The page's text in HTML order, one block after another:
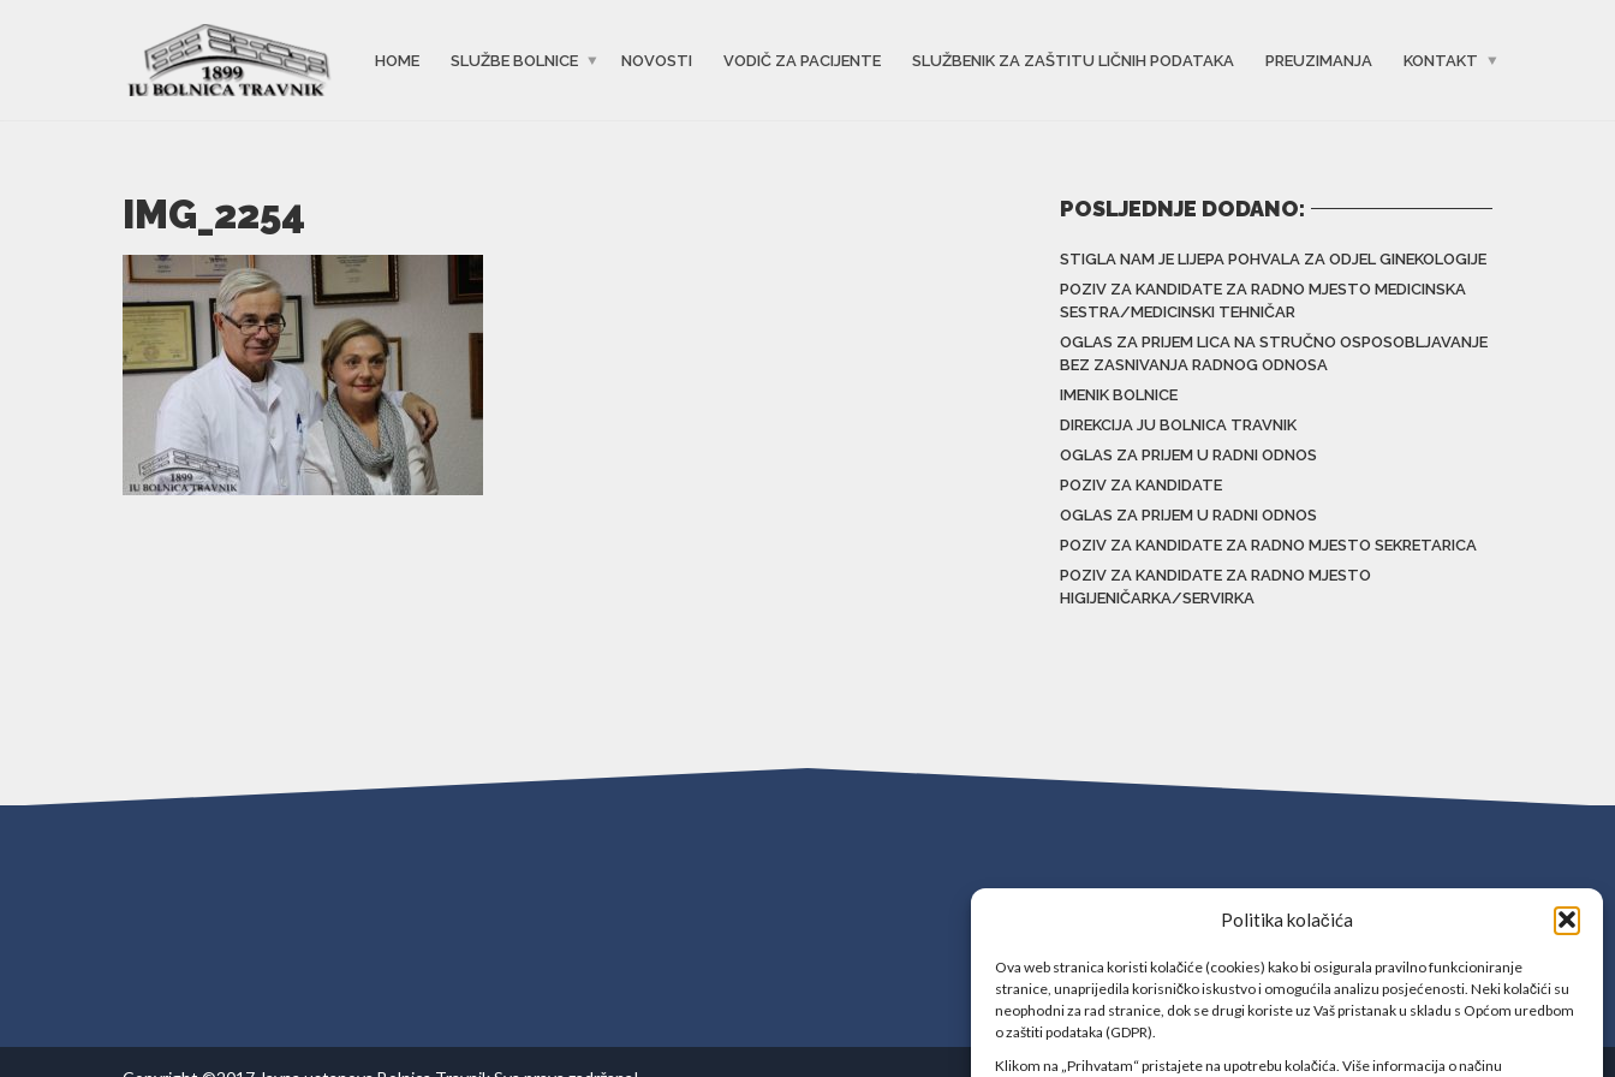
Politika kolačića
Ova web stranica koristi kolačiće (cookies) kako bi osigurala pravilno funkcioniranje
stranice, unaprijedila korisničko iskustvo i omogućila analizu posjećenosti. Neki kolačići su
neophodni za rad stranice, dok se drugi koriste uz Vaš pristanak u skladu s Općom uredbom
o zaštiti podataka (GDPR).
Klikom na „Prihvatam“ pristajete na upotrebu kolačića. Više informacija o načinu
HOME SLUŽBE BOLNICE NOVOSTI VODIČ ZA PACIJENTE SLUŽBENIK ZA ZAŠTITU LIČNIH PODATAKA PREUZIMANJA KONTAKT
IMG_2254 POSLJEDNJE DODANO:
STIGLA NAM JE LIJEPA POHVALA ZA ODJEL GINEKOLOGIJE
POZIV ZA KANDIDATE ZA RADNO MJESTO MEDICINSKA
SESTRA/MEDICINSKI TEHNIČAR
OGLAS ZA PRIJEM LICA NA STRUČNO OSPOSOBLJAVANJE
BEZ ZASNIVANJA RADNOG ODNOSA
IMENIK BOLNICE
DIREKCIJA JU BOLNICA TRAVNIK
OGLAS ZA PRIJEM U RADNI ODNOS
POZIV ZA KANDIDATE
OGLAS ZA PRIJEM U RADNI ODNOS
POZIV ZA KANDIDATE ZA RADNO MJESTO SEKRETARICA
POZIV ZA KANDIDATE ZA RADNO MJESTO
HIGIJENIČARKA/SERVIRKA